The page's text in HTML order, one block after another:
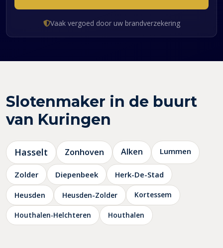
Vaak vergoed door uw brandverzekering
Slotenmaker in de buurt
van Kuringen
Hasselt Zonhoven Alken Lummen
Zolder Diepenbeek Herk-De-Stad
Heusden Heusden-Zolder Kortessem
Houthalen-Helchteren Houthalen